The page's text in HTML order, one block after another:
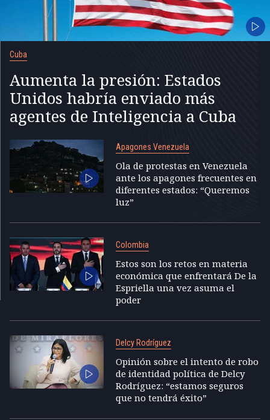
Cuba
Aumenta la presión: Estados
Unidos habría enviado más
agentes de Inteligencia a Cuba
Apagones Venezuela
Ola de protestas en Venezuela
ante los apagones frecuentes en
diferentes estados: “Queremos
luz”
Colombia
Estos son los retos en materia
económica que enfrentará De la
Espriella una vez asuma el
poder
Delcy Rodríguez
Opinión sobre el intento de robo
de identidad política de Delcy
Rodríguez: “estamos seguros
que no tendrá éxito”